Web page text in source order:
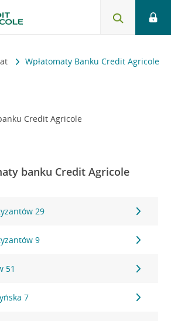
Wpłatomaty Banku Credit Agricole
Credit Agricole
banku Credit Agricole
29
9
51
7